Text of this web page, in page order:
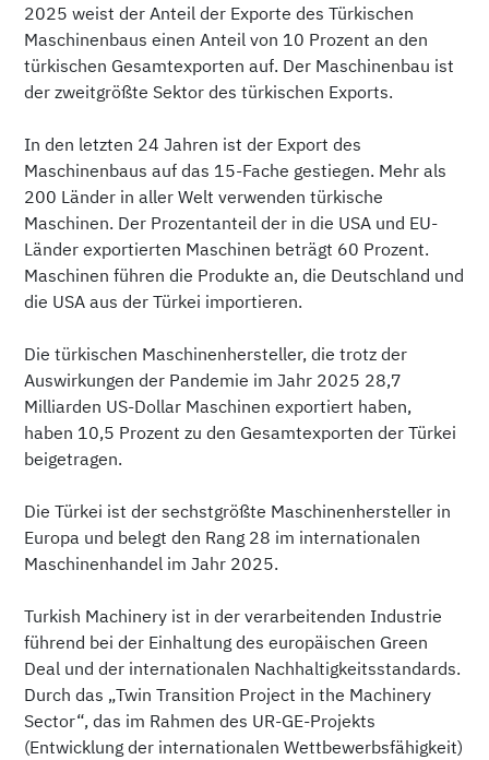
2025 weist der Anteil der Exporte des Türkischen
Maschinenbaus einen Anteil von 10 Prozent an den
türkischen Gesamtexporten auf. Der Maschinenbau ist
der zweitgrößte Sektor des türkischen Exports.
In den letzten 24 Jahren ist der Export des
Maschinenbaus auf das 15-Fache gestiegen. Mehr als
200 Länder in aller Welt verwenden türkische
Maschinen. Der Prozentanteil der in die USA und EU-
Länder exportierten Maschinen beträgt 60 Prozent.
Maschinen führen die Produkte an, die Deutschland und
die USA aus der Türkei importieren.
Die türkischen Maschinenhersteller, die trotz der
Auswirkungen der Pandemie im Jahr 2025 28,7
Milliarden US-Dollar Maschinen exportiert haben,
haben 10,5 Prozent zu den Gesamtexporten der Türkei
beigetragen.
Die Türkei ist der sechstgrößte Maschinenhersteller in
Europa und belegt den Rang 28 im internationalen
Maschinenhandel im Jahr 2025.
Turkish Machinery ist in der verarbeitenden Industrie
führend bei der Einhaltung des europäischen Green
Deal und der internationalen Nachhaltigkeitsstandards.
Durch das „Twin Transition Project in the Machinery
Sector“, das im Rahmen des UR-GE-Projekts
(Entwicklung der internationalen Wettbewerbsfähigkeit)